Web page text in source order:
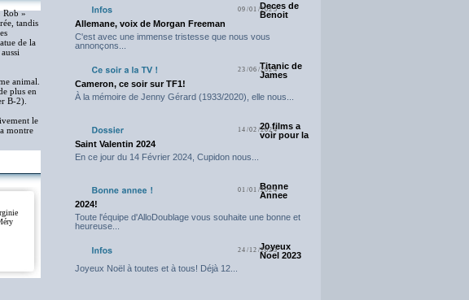
Rob »
tandis
de la
animal.
plus en
B-2).
le
montre
09/01/2025Deces de
Benoit
Allemane, voix de Morgan Freeman
C'est avec une immense tristesse que nous vous
annonçons...
23/06/2024Titanic de
James
Cameron, ce soir sur TF1!
À la mémoire de Jenny Gérard (1933/2020), elle nous...
14/02/202420 films a
voir pour la
Saint Valentin 2024
En ce jour du 14 Février 2024, Cupidon nous...
01/01/2024
Bonne
Annee
2024!
Toute l'équipe d'AlloDoublage vous souhaite une bonne et
heureuse...
24/12/2023
Joyeux
Noel 2023
Joyeux Noël à toutes et à tous! Déjà 12...